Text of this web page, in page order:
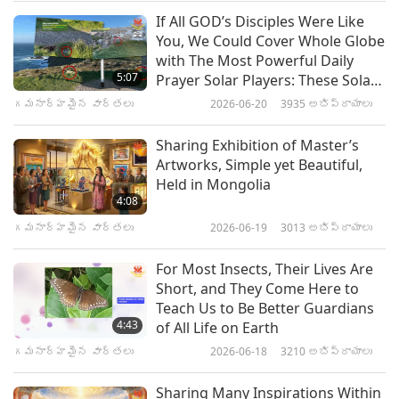
10
37:47
గమనార్హమైన వార్తలు
11
34:12
గమనార్హమైన వార్తలు
12
గమనార్హమైన వార్తలు
“How about this coffee mug?”
“But that’s kind of cheap and cliché-looking.”
“Yeah, that’s why there’s this very extravagant
bag of gourmet coffee beans to go with it.”
?!
And now we have a heartline from Liam in the
United States
డైలీ న్యూస్ స్ట్రీమ్
5:07
If All GOD’s Disciples Were Like
You, We Could Cover Whole Globe
with The Most Powerful Daily
Prayer Solar Players: These Solar
Players Are Making Big Difference
Earth’s Energy
గమనార్హమైన వార్తలు 2026-06-20 3935 అభిప్రాయాలు
4:08
Sharing Exhibition of Master’s
Artworks, Simple yet Beautiful,
Held in Mongolia
గమనార్హమైన వార్తలు 2026-06-19 3013 అభిప్రాయాలు
4:43
For Most Insects, Their Lives Are
Short, and They Come Here to
Teach Us to Be Better Guardians
of All Life on Earth
గమనార్హమైన వార్తలు 2026-06-18 3210 అభిప్రాయాలు
Sharing Many Inspirations Within